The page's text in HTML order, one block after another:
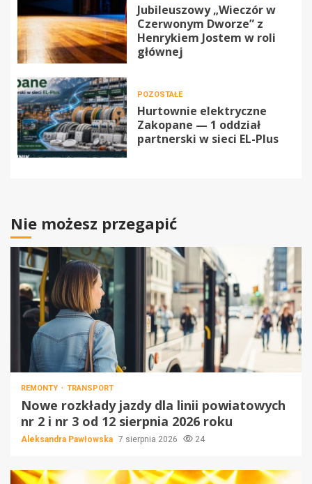
Jubileuszowy „Wieczór w
Czerwonym Dworze” z
Henrykiem Jostem w roli
głównej
POZOSTAŁE
Hurtownie elektryczne
Zakopane — 1 oddział
partnerski w sieci EL-Plus
Nie możesz przegapić
REMONTY TRANSPORT
Nowe rozkłady jazdy dla linii powiatowych
nr 2 i nr 3 od 12 sierpnia 2026 roku
Aleksandra Pawłowska 7 sierpnia 2026 24